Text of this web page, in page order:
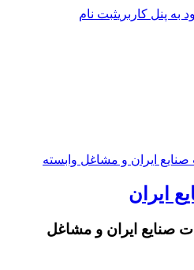
به پنل کاربریثبت نام
ایران
صنایع ایران و مشاغل